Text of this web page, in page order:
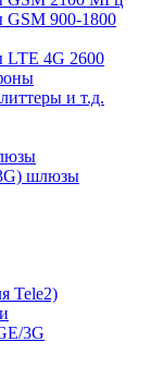
GSM 900-1800
LTE 4G 2600
и т.д.
шлюзы
Tele2)
3G